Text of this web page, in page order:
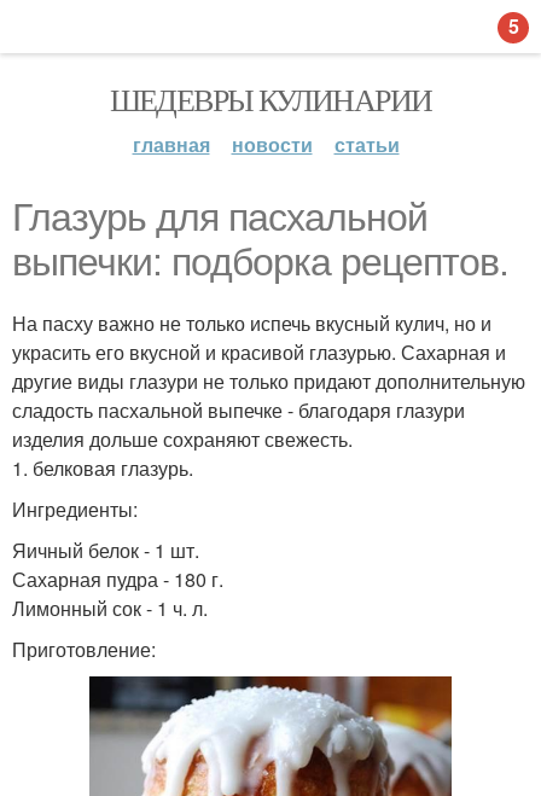
ШЕДЕВРЫ КУЛИНАРИИ
главная новости статьи
Глазурь для пасхальной
выпечки: подборка рецептов.
На пасху важно не только испечь вкусный кулич, но и
украсить его вкусной и красивой глазурью. Сахарная и
другие виды глазури не только придают дополнительную
сладость пасхальной выпечке - благодаря глазури
изделия дольше сохраняют свежесть.
1. белковая глазурь.
Ингредиенты:
Яичный белок - 1 шт.
Сахарная пудра - 180 г.
Лимонный сок - 1 ч. л.
Приготовление:
5